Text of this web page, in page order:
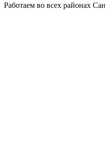
Работаем во всех районах